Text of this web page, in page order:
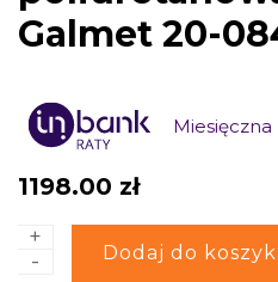
Galmet 20-
Miesięczna
1198.00 zł
ilość
Galmet
+
-
Dodaj do
Alternative: